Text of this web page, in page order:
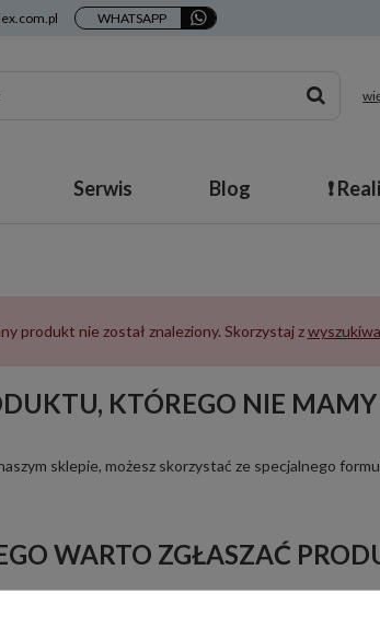
WHATSAPP
Serwis Blog ❗
produkt nie został znaleziony. Skorzystaj z
KTÓREGO NIE MAMY
sklepie, możesz skorzystać ze specjalnego
WARTO ZGŁASZAĆ
że poszukiwane przez Ciebie urządzenie
sprostać Twoim oczekiwaniom - szczerze polecimy